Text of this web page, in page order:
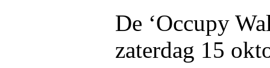
De ‘Occupy
zaterdag 15